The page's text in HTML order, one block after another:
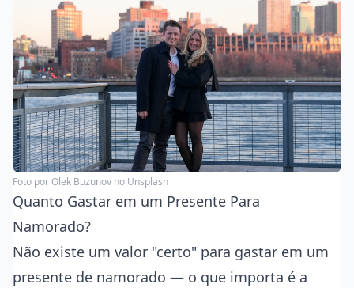
Foto porOlek Buzunov no Unsplash
Quanto Gastar em um Presente Para
Namorado?
Não existe um valor "certo" para gastar em um
presente de namorado — o que importa é a